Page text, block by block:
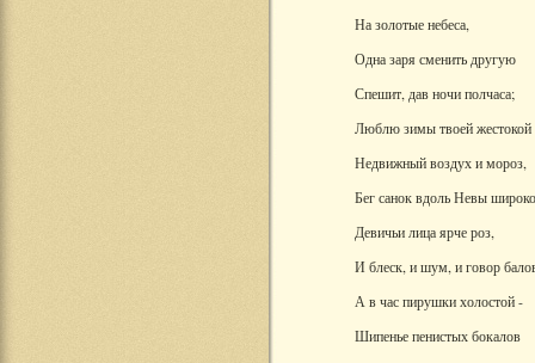
На золотые небеса,
Одна заря сменить другую
Спешит, дав ночи полчаса;
Люблю зимы твоей жестокой
Недвижный воздух и мороз,
Бег санок вдоль Невы
Девичьи лица ярче роз,
И блеск, и шум, и говор
А в час пирушки холостой -
Шипенье пенистых бокалов